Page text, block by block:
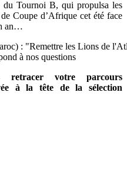
Tournoi B, qui propulsa les
Coupe d’Afrique cet été face
an…
à nos questions
retracer votre parcours
à la tête de la sélection